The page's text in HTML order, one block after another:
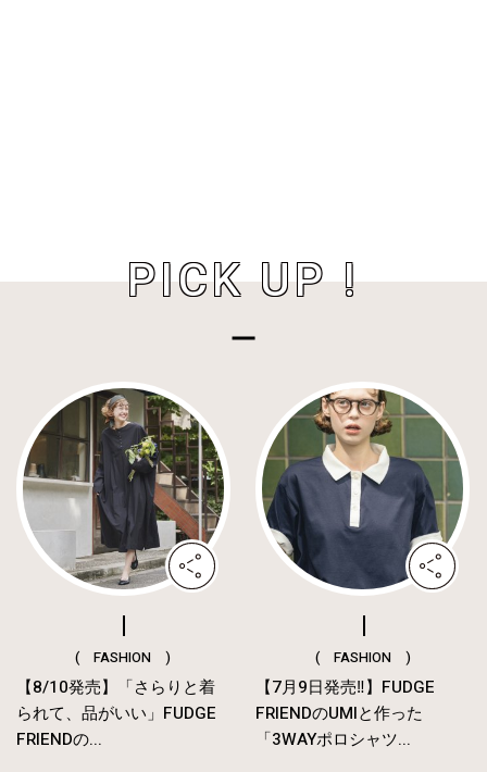
PICK UP !
( FASHION )
【8/10発売】「さらりと着
られて、品がいい」FUDGE
FRIENDの...
( FASHION )
【7月9日発売‼︎】FUDGE
FRIENDのUMIと作った
「3WAYポロシャツ...